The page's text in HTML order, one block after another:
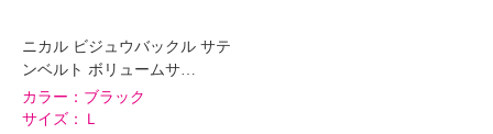
ニカル ビジュウバックル サテ
ンベルト ボリュームサ…
カラー： ブラック
サイズ：
Ｌ